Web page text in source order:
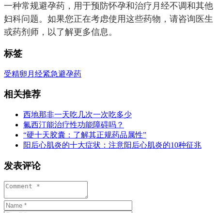
一种常规避孕药，用于预防怀孕和治疗月经不调和其他
妇科问题。如果您正在考虑使用这些药物，请咨询医生
或药剂师，以了解更多信息。
标签
受精卵 月经紧急避孕药
相关推荐
西地那非一天吃几次一次吃多少
氟西汀能治疗性功能障碍吗？
“硬十天胶囊：了解其正规药品属性”
阳后心肌炎的十大症状：注意阳后心肌炎的10种征兆
发表评论